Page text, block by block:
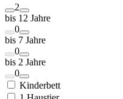
2
bis 12 Jahre
0
bis 7 Jahre
0
bis 2 Jahre
0
Kinderbett